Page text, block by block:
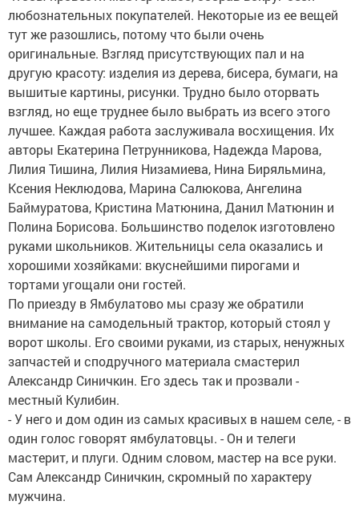
любознательных покупателей. Некоторые из ее вещей
тут же разошлись, потому что были очень
оригинальные. Взгляд присутствующих пал и на
другую красоту: изделия из дерева, бисера, бумаги, на
вышитые картины, рисунки. Трудно было оторвать
взгляд, но еще труднее было выбрать из всего этого
лучшее. Каждая работа заслуживала восхищения. Их
авторы Екатерина Петрунникова, Надежда Марова,
Лилия Тишина, Лилия Низамиева, Нина Биряльмина,
Ксения Неклюдова, Марина Салюкова, Ангелина
Баймуратова, Кристина Матюнина, Данил Матюнин и
Полина Борисова. Большинство поделок изготовлено
руками школьников. Жительницы села оказались и
хорошими хозяйками: вкуснейшими пирогами и
тортами угощали они гостей.
По приезду в Ямбулатово мы сразу же обратили
внимание на самодельный трактор, который стоял у
ворот школы. Его своими руками, из старых, ненужных
запчастей и сподручного материала смастерил
Александр Синичкин. Его здесь так и прозвали -
местный Кулибин.
- У него и дом один из самых красивых в нашем селе, - в
один голос говорят ямбулатовцы. - Он и телеги
мастерит, и плуги. Одним словом, мастер на все руки.
Сам Александр Синичкин, скромный по характеру
мужчина.